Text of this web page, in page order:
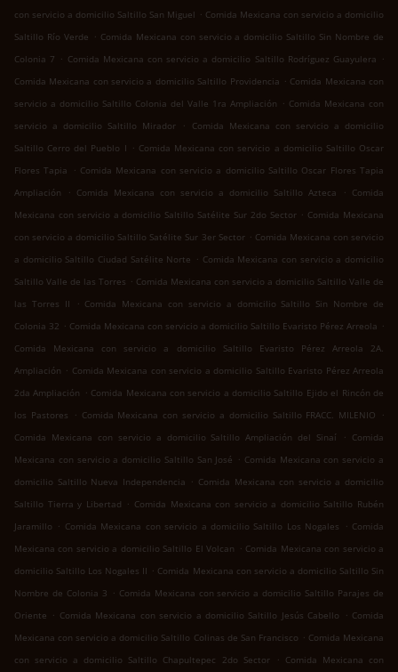
con servicio a domicilio Saltillo San Miguel . Comida Mexicana con servicio a domicilio
Saltillo Río Verde . Comida Mexicana con servicio a domicilio Saltillo Sin Nombre de
Colonia 7 . Comida Mexicana con servicio a domicilio Saltillo Rodríguez Guayulera .
Comida Mexicana con servicio a domicilio Saltillo Providencia . Comida Mexicana con
servicio a domicilio Saltillo Colonia del Valle 1ra Ampliación . Comida Mexicana con
servicio a domicilio Saltillo Mirador
.
Comida Mexicana con servicio a domicilio
Saltillo Cerro del Pueblo I . Comida Mexicana con servicio a domicilio Saltillo Oscar
Flores Tapia
. Comida Mexicana con servicio a domicilio Saltillo Oscar Flores Tapia
Ampliación
. Comida Mexicana con servicio a domicilio Saltillo Azteca . Comida
Mexicana con servicio a domicilio Saltillo Satélite Sur 2do Sector . Comida Mexicana
con servicio a domicilio Saltillo Satélite Sur 3er Sector . Comida Mexicana con servicio
a domicilio Saltillo Ciudad Satélite Norte . Comida Mexicana con servicio a domicilio
Saltillo Valle de las Torres . Comida Mexicana con servicio a domicilio Saltillo Valle de
las Torres II
. Comida Mexicana con servicio a domicilio Saltillo Sin Nombre de
Colonia 32 . Comida Mexicana con servicio a domicilio Saltillo Evaristo Pérez Arreola .
Comida Mexicana con servicio a domicilio Saltillo Evaristo Pérez Arreola 2A.
Ampliación . Comida Mexicana con servicio a domicilio Saltillo Evaristo Pérez Arreola
2da Ampliación . Comida Mexicana con servicio a domicilio Saltillo Ejido el Rincón de
los Pastores
. Comida Mexicana con servicio a domicilio Saltillo FRACC. MILENIO
.
Comida Mexicana con servicio a domicilio Saltillo Ampliación del Sinaí
. Comida
Mexicana con servicio a domicilio Saltillo San José . Comida Mexicana con servicio a
domicilio Saltillo Nueva Independencia . Comida Mexicana con servicio a domicilio
Saltillo Tierra y Libertad . Comida Mexicana con servicio a domicilio Saltillo Rubén
Jaramillo . Comida Mexicana con servicio a domicilio Saltillo Los Nogales . Comida
Mexicana con servicio a domicilio Saltillo El Volcan . Comida Mexicana con servicio a
domicilio Saltillo Los Nogales II . Comida Mexicana con servicio a domicilio Saltillo Sin
Nombre de Colonia 3 . Comida Mexicana con servicio a domicilio Saltillo Parajes de
Oriente . Comida Mexicana con servicio a domicilio Saltillo Jesús Cabello . Comida
Mexicana con servicio a domicilio Saltillo Colinas de San Francisco . Comida Mexicana
con servicio a domicilio Saltillo Chapultepec 2do Sector
. Comida Mexicana con